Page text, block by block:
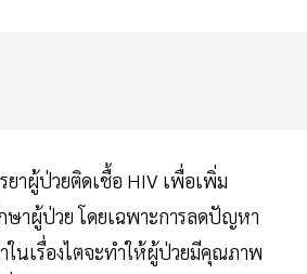
ยาผู้ป่วยติดเชื้อ HIV เพื่อเพิ่ม
าผู้ป่วย โดยเฉพาะการลดปัญหา
ในเรื่องไตจะทำให้ผู้ป่วยมีคุณภาพ